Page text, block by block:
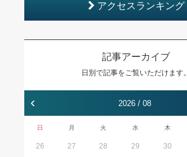
アクセスランキング
記事アーカイブ
日別で記事をご覧いただけます。
‹ 2026 / 08
日 月 火 水 木
26 27 28 29 30